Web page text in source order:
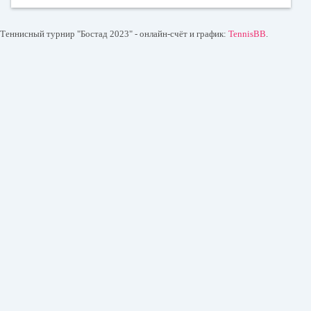
Теннисный турнир "Бостад 2023" - онлайн-счёт и график: TennisBB.